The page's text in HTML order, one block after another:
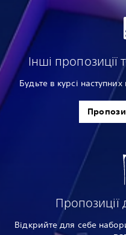
Інші
Будьте в курсі
Пропозиції
Відкрийте для себе